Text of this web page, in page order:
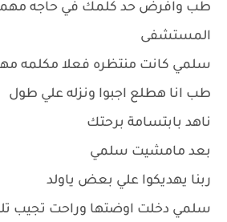
طب وافرض حد كلمك في حاجه
المستشفى
سلمي كانت منتظره فعلا مكلمه
طب انا هطلع اجبوا ونزله علي طول
ناهد بابتسامة برحتك
بعد مامشيت سلمي
ربنا يهديكوا علي بعض ياولد
سلمي دخلت اوضتها وراحت تجيب